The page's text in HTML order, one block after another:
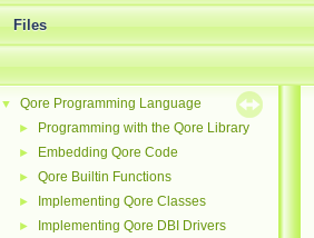
Files
▼ Qore Programming Language
► Programming with the Qore Library
► Embedding Qore Code
► Qore Builtin Functions
► Implementing Qore Classes
►
Implementing Qore DBI Drivers